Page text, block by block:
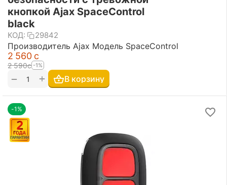
кнопкой Ajax SpaceControl
black
КОД: 29842
Производитель Ajax Модель SpaceControl
2 560 с
2 590с -1%
+
− В корзину
-1%